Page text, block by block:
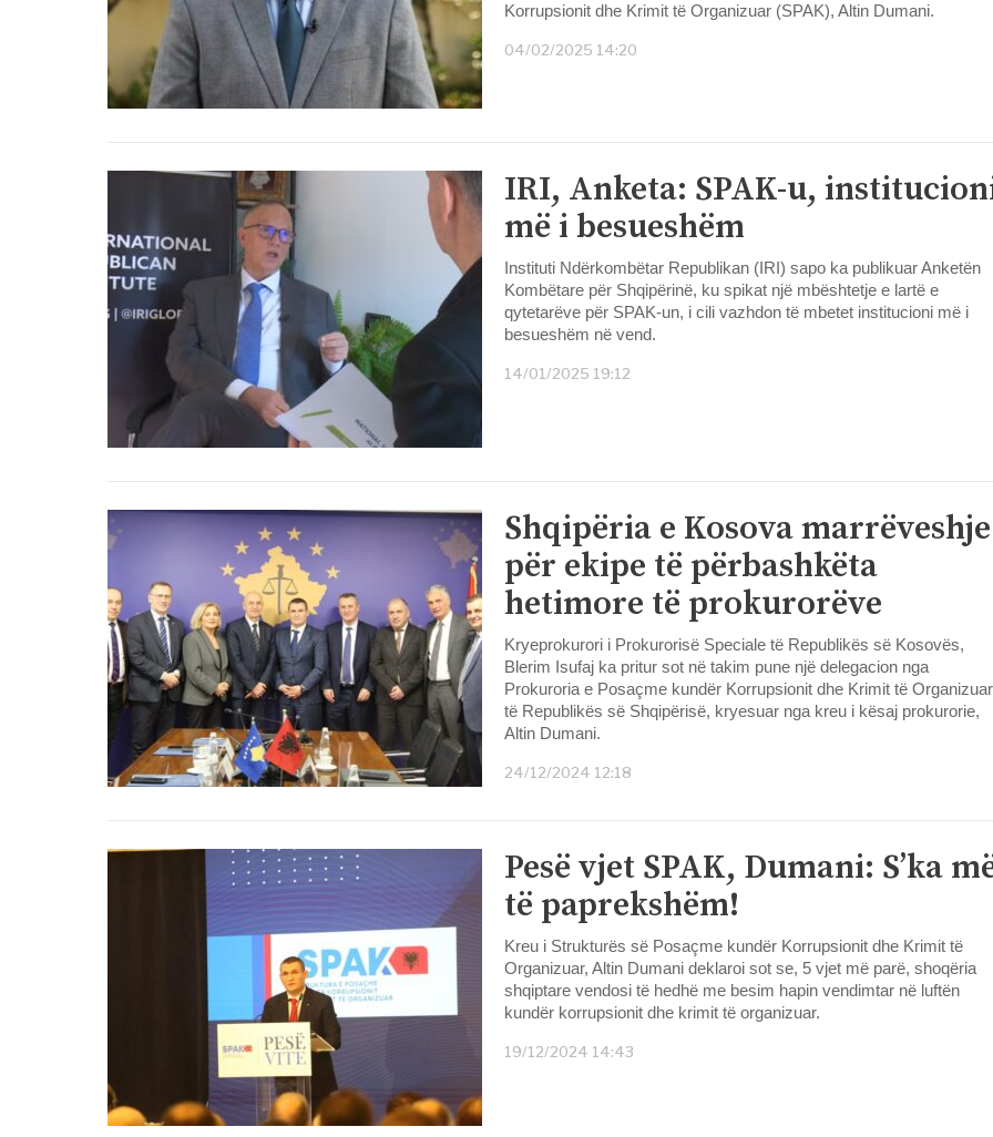
Korrupsionit dhe Krimit të Organizuar (SPAK), Altin Dumani.
04/02/2025 14:20
IRI, Anketa: SPAK-u,
më i besueshëm
Instituti Ndërkombëtar Republikan (IRI) sapo ka publikuar Anketën
Kombëtare për Shqipërinë, ku spikat një mbështetje e lartë e
qytetarëve për SPAK-un, i cili vazhdon të mbetet institucioni më i
besueshëm në vend.
14/01/2025 19:12
Shqipëria e Kosova marrëveshje
për ekipe të përbashkëta
hetimore të prokurorëve
Kryeprokurori i Prokurorisë Speciale të Republikës së Kosovës,
Blerim Isufaj ka pritur sot në takim pune një delegacion nga
Prokuroria e Posaçme kundër Korrupsionit dhe Krimit të Organizuar
të Republikës së Shqipërisë, kryesuar nga kreu i kësaj prokurorie,
Altin Dumani.
24/12/2024 12:18
Pesë vjet SPAK, Dumani: S’ka
të paprekshëm!
Kreu i Strukturës së Posaçme kundër Korrupsionit dhe Krimit të
Organizuar, Altin Dumani deklaroi sot se, 5 vjet më parë, shoqëria
shqiptare vendosi të hedhë me besim hapin vendimtar në luftën
kundër korrupsionit dhe krimit të organizuar.
19/12/2024 14:43